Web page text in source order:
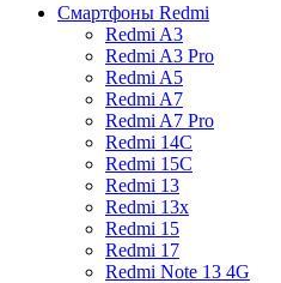
Смартфоны Redmi
Redmi A3
Redmi A3 Pro
Redmi A5
Redmi A7
Redmi A7 Pro
Redmi 14C
Redmi 15C
Redmi 13
Redmi 13x
Redmi 15
Redmi 17
Redmi Note 13 4G